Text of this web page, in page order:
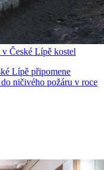
České Lípě kostel
Lípě připomene
ničivého požáru v roce